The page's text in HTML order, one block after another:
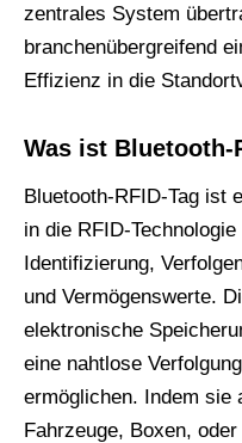
zentrales System
branchenübergreifend
Effizienz in die
Was ist Bluetooth-
Bluetooth-RFID-Tag ist
in die RFID-
Identifizierung,
und Vermögenswerte.
elektronische
eine nahtlose
ermöglichen. Indem sie
Fahrzeuge, Boxen,